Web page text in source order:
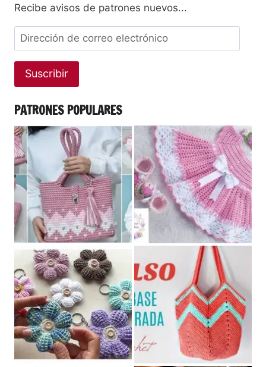
Recibe avisos de patrones nuevos...
Suscribir
PATRONES POPULARES